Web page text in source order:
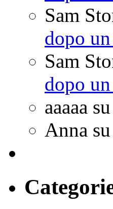
Sam
dopo
Sam
dopo
aaaaa su
Anna su